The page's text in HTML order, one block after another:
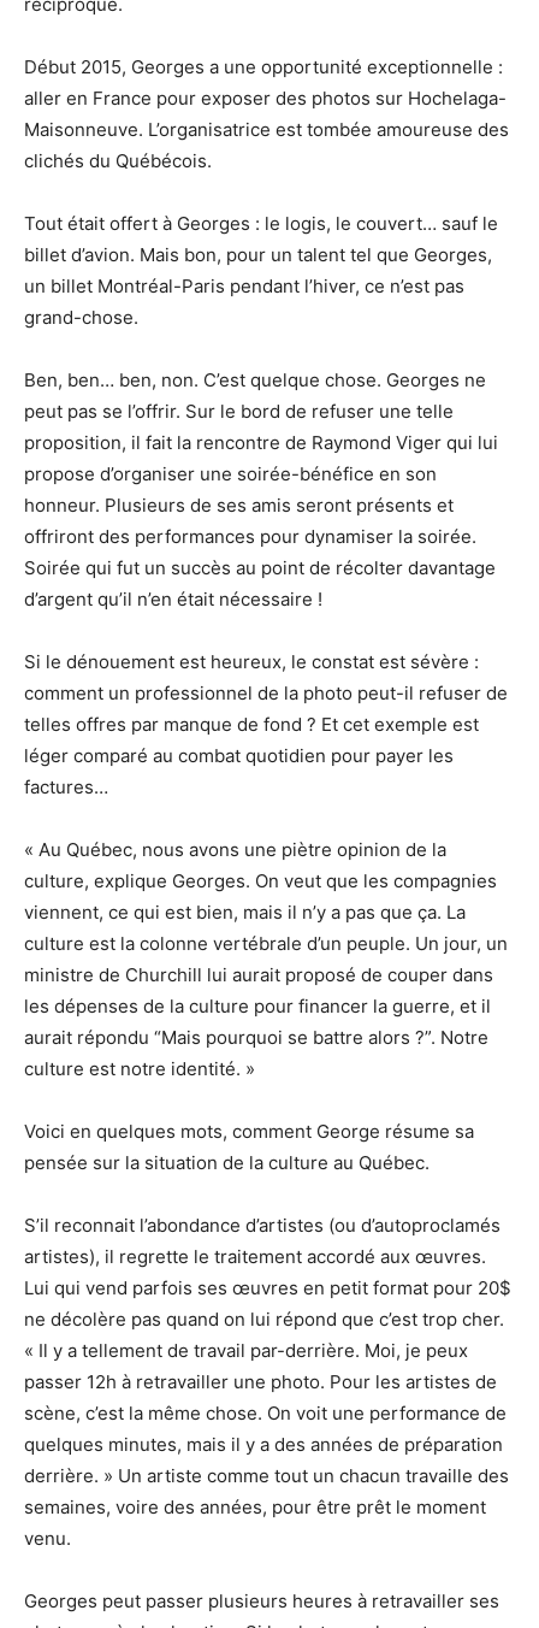
Début 2015, Georges a une opportunité exceptionnelle :
aller en France pour exposer des photos sur Hochelaga-
Maisonneuve. L’organisatrice est tombée amoureuse des
clichés du Québécois.
Tout était offert à Georges : le logis, le couvert… sauf le
billet d’avion. Mais bon, pour un talent tel que Georges,
un billet Montréal-Paris pendant l’hiver, ce n’est pas
grand-chose.
Ben, ben… ben, non. C’est quelque chose. Georges ne
peut pas se l’offrir. Sur le bord de refuser une telle
proposition, il fait la rencontre de Raymond Viger qui lui
propose d’organiser une soirée-bénéfice en son
honneur. Plusieurs de ses amis seront présents et
offriront des performances pour dynamiser la soirée.
Soirée qui fut un succès au point de récolter davantage
d’argent qu’il n’en était nécessaire !
Si le dénouement est heureux, le constat est sévère :
comment un professionnel de la photo peut-il refuser de
telles offres par manque de fond ? Et cet exemple est
léger comparé au combat quotidien pour payer les
factures…
« Au Québec, nous avons une piètre opinion de la
culture, explique Georges. On veut que les compagnies
viennent, ce qui est bien, mais il n’y a pas que ça. La
culture est la colonne vertébrale d’un peuple. Un jour, un
ministre de Churchill lui aurait proposé de couper dans
les dépenses de la culture pour financer la guerre, et il
aurait répondu “Mais pourquoi se battre alors ?”. Notre
culture est notre identité. »
Voici en quelques mots, comment George résume sa
pensée sur la situation de la culture au Québec.
S’il reconnait l’abondance d’artistes (ou d’autoproclamés
artistes), il regrette le traitement accordé aux œuvres.
Lui qui vend parfois ses œuvres en petit format pour 20$
ne décolère pas quand on lui répond que c’est trop cher.
« Il y a tellement de travail par-derrière. Moi, je peux
passer 12h à retravailler une photo. Pour les artistes de
scène, c’est la même chose. On voit une performance de
quelques minutes, mais il y a des années de préparation
derrière. » Un artiste comme tout un chacun travaille des
semaines, voire des années, pour être prêt le moment
venu.
Georges peut passer plusieurs heures à retravailler ses